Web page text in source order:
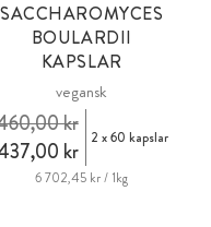
SACCHAROMYCES
BOULARDII
KAPSLAR
vegansk
kr
kr 2 x 60 kapslar
6 702,45 kr / 1kg